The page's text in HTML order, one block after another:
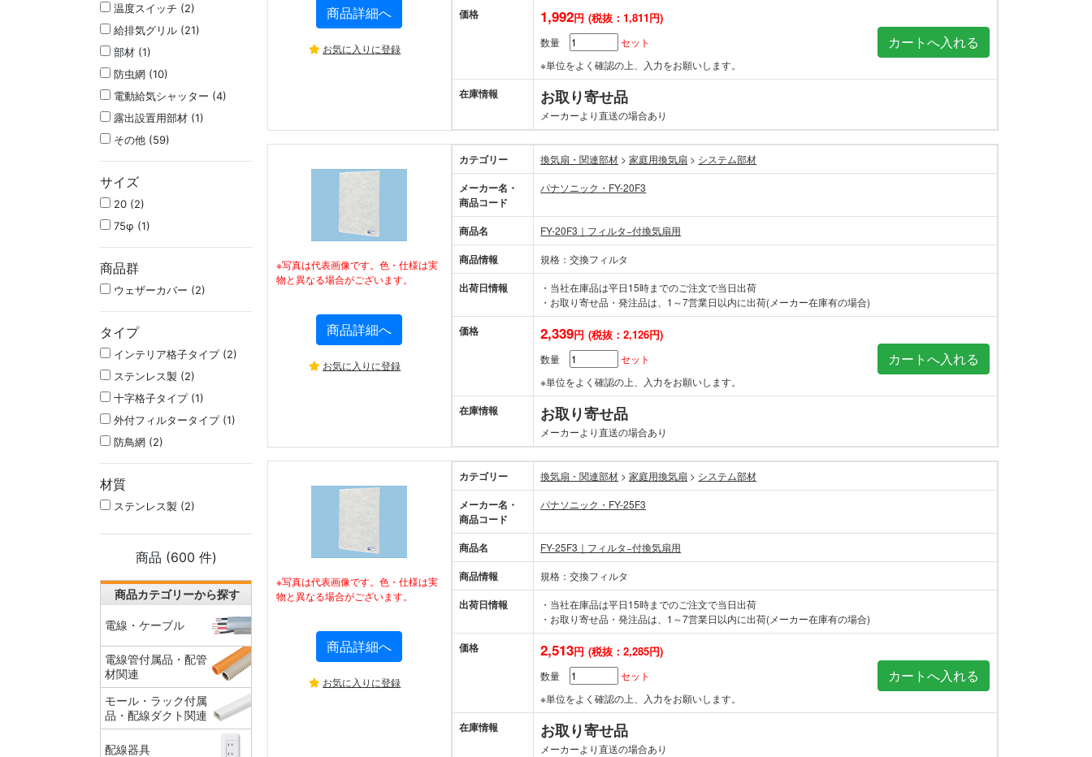
商品詳細へ
お気に入りに登録
価格 1,992円 (税抜：1,811円)
数量
セット
※単位をよく確認の上、入力をお願いします。
在庫情報 お取り寄せ品
メーカーより直送の場合あり
※写真は代表画像です。色・仕様は実
物と異なる場合がございます。
商品詳細へ
お気に入りに登録
カテゴリー 換気扇・関連部材 > 家庭用換気扇 > システム部材
メーカー名・
商品コード
パナソニック・FY-20F3
商品名 FY-20F3｜フィルタ−付換気扇用
商品情報 規格：交換フィルタ
出荷日情報
・当社在庫品は平日15時までのご注文で当日出荷
・お取り寄せ品・発注品は、1～7営業日以内に出荷(メーカー在庫有の場合)
価格 2,339円 (税抜：2,126円)
数量
セット
※単位をよく確認の上、入力をお願いします。
在庫情報 お取り寄せ品
メーカーより直送の場合あり
※写真は代表画像です。色・仕様は実
物と異なる場合がございます。
商品詳細へ
お気に入りに登録
カテゴリー 換気扇・関連部材 > 家庭用換気扇 > システム部材
メーカー名・
商品コード
パナソニック・FY-25F3
商品名 FY-25F3｜フィルタ−付換気扇用
商品情報 規格：交換フィルタ
出荷日情報
・当社在庫品は平日15時までのご注文で当日出荷
・お取り寄せ品・発注品は、1～7営業日以内に出荷(メーカー在庫有の場合)
価格 2,513円 (税抜：2,285円)
数量
セット
※単位をよく確認の上、入力をお願いします。
在庫情報 お取り寄せ品
メーカーより直送の場合あり
温度スイッチ (2)
給排気グリル (21)
部材 (1)
防虫網 (10)
電動給気シャッター (4)
露出設置用部材 (1)
その他 (59)
サイズ
20 (2)
75φ (1)
商品群
ウェザーカバー (2)
タイプ
インテリア格子タイプ (2)
ステンレス製 (2)
十字格子タイプ (1)
外付フィルタータイプ (1)
防鳥網 (2)
材質
ステンレス製 (2)
商品 (600 件)
商品カテゴリーから探す
電線・ケーブル
電線管付属品・配管
材関連
モール・ラック付属
品・配線ダクト関連
配線器具